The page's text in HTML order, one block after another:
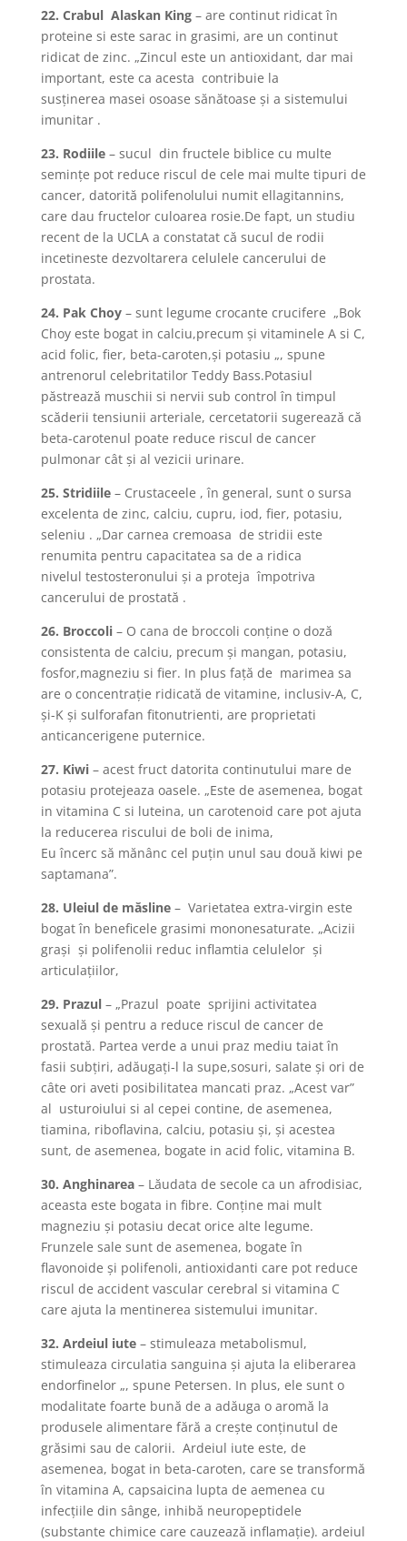
22. Crabul Alaskan King– are continut ridicat în
proteine si este sarac in grasimi, are un continut
ridicat de zinc. „Zincul este un antioxidant, dar mai
important, este ca acesta contribuie la
susţinerea masei osoase sănătoase şi a sistemului
imunitar .
23. Rodiile– sucul din fructele biblice cu multe
seminţe pot reduce riscul de cele mai multe tipuri de
cancer, datorită polifenolului numit ellagitannins,
care dau fructelor culoarea rosie.De fapt, un studiu
recent de la UCLA a constatat că sucul de rodii
incetineste dezvoltarera celulele cancerului de
prostata.
24. Pak Choy– sunt legume crocante crucifere „Bok
Choy este bogat in calciu,precum şi vitaminele A si C,
acid folic, fier, beta-caroten,şi potasiu „, spune
antrenorul celebritatilor Teddy Bass.Potasiul
păstrează muschii si nervii sub control în timpul
scăderii tensiunii arteriale, cercetatorii sugerează că
beta-carotenul poate reduce riscul de cancer
pulmonar cât şi al vezicii urinare.
25. Stridiile– Crustaceele , în general, sunt o sursa
excelenta de zinc, calciu, cupru, iod, fier, potasiu,
seleniu . „Dar carnea cremoasa de stridii este
renumita pentru capacitatea sa de a ridica
nivelul testosteronului şi a proteja împotriva
cancerului de prostată .
26. Broccoli– O cana de broccoli conţine o doză
consistenta de calciu, precum şi mangan, potasiu,
fosfor,magneziu si fier. In plus faţă de marimea sa
are o concentraţie ridicată de vitamine, inclusiv-A, C,
şi-K şi sulforafan fitonutrienti, are proprietati
anticancerigene puternice.
27. Kiwi– acest fruct datorita continutului mare de
potasiu protejeaza oasele. „Este de asemenea, bogat
in vitamina C si luteina, un carotenoid care pot ajuta
la reducerea riscului de boli de inima,
Eu încerc să mănânc cel puţin unul sau două kiwi pe
saptamana”.
28. Uleiul de măsline – Varietatea extra-virgin este
bogat în beneficele grasimi mononesaturate. „Acizii
graşi şi polifenolii reduc inflamtia celulelor şi
articulaţiilor,
29. Prazul– „Prazul poate sprijini activitatea
sexuală şi pentru a reduce riscul de cancer de
prostată. Partea verde a unui praz mediu taiat în
fasii subţiri, adăugaţi-l la supe,sosuri, salate şi ori de
câte ori aveti posibilitatea mancati praz. „Acest var”
al usturoiului si al cepei contine, de asemenea,
tiamina, riboflavina, calciu, potasiu şi, şi acestea
sunt, de asemenea, bogate in acid folic, vitamina B.
30. Anghinarea– Lăudata de secole ca un afrodisiac,
aceasta este bogata in fibre. Conţine mai mult
magneziu şi potasiu decat orice alte legume.
Frunzele sale sunt de asemenea, bogate în
flavonoide şi polifenoli, antioxidanti care pot reduce
riscul de accident vascular cerebral si vitamina C
care ajuta la mentinerea sistemului imunitar.
32. Ardeiul iute– stimuleaza metabolismul,
stimuleaza circulatia sanguina şi ajuta la eliberarea
endorfinelor „, spune Petersen. In plus, ele sunt o
modalitate foarte bună de a adăuga o aromă la
produsele alimentare fără a creşte conţinutul de
grăsimi sau de calorii. Ardeiul iute este, de
asemenea, bogat in beta-caroten, care se transformă
în vitamina A, capsaicina lupta de aemenea cu
infecţiile din sânge, inhibă neuropeptidele
(substante chimice care cauzează inflamaţie). ardeiul